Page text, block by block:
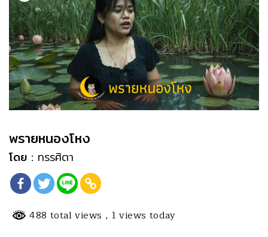
พรายหนองโหง
โดย : ทรรศิตา
488 total views , 1 views today